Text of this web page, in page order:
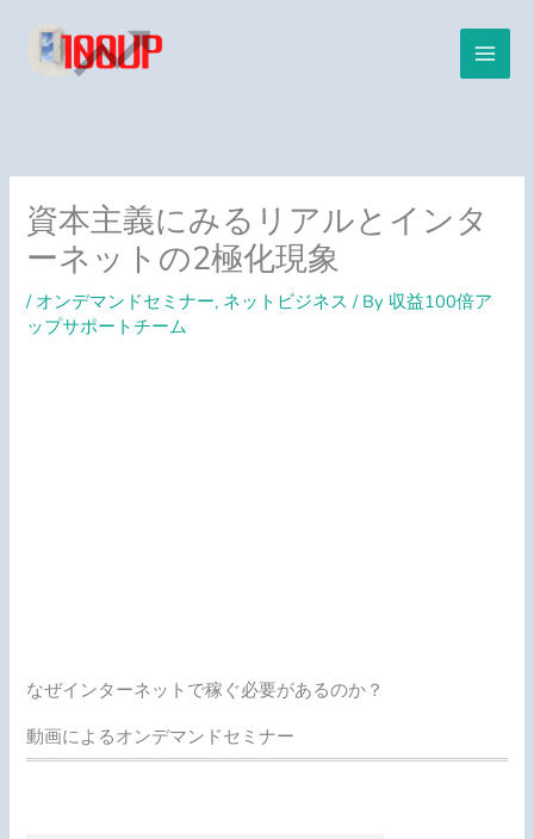
資本主義にみるリアルとインタ
ーネットの2極化現象
/ オンデマンドセミナー, ネットビジネス / By 収益100倍ア
ップサポートチーム
なぜインターネットで稼ぐ必要があるのか？
動画によるオンデマンドセミナー